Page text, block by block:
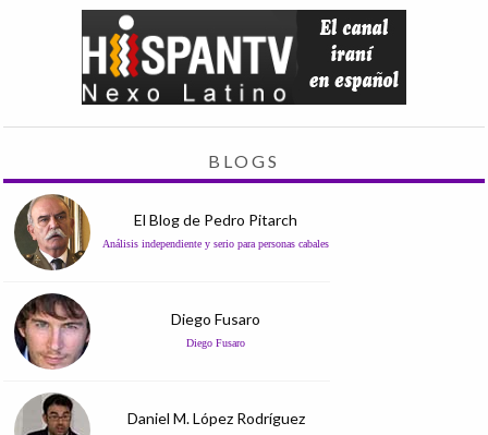
BLOGS
El Blog de Pedro Pitarch
Análisis independiente y serio para personas cabales
Diego Fusaro
Diego Fusaro
Daniel M. López Rodríguez